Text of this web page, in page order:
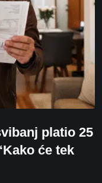
platio 25
će tek